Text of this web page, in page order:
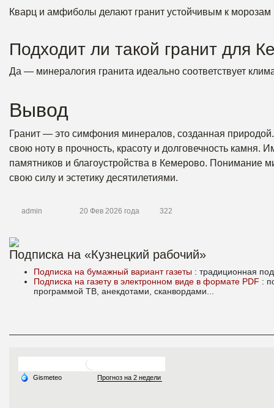
Кварц и амфиболы делают гранит устойчивым к морозам
Подходит ли такой гранит для
Да — минералогия гранита идеально соответствует
Вывод
Гранит — это симфония минералов, созданная
свою ноту в прочность, красоту и долговечность
памятников и благоустройства в Кемерово. Понимание
свою силу и эстетику десятилетиями.
admin 20 Фев 2026 года 322
Подписка на «Кузнецкий рабочий»
Подписка на бумажный вариант газеты : традиционная
Подписка на газету в электронном виде в формате PDF :
программой ТВ, анекдотами, сканвордами...